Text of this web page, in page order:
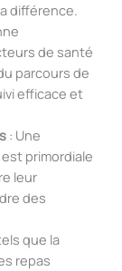
différence.
de santé
parcours de
efficace et
: Une
primordiale
leur
des
que la
repas